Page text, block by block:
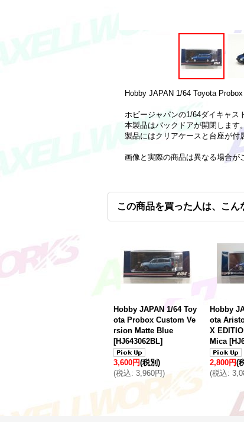
Hobby JAPAN 1/64 Toyota
ホビージャパンの1/64ダイキャス
本製品はバックドアが開閉します
製品にはクリアケースと台座が付
画像と実際の商品は異なる場合が
この商品を買った人は、こん
Hobby JAPAN 1/64 Toy
ota Probox Custom Ve
rsion Matte Blue
[HJ643062BL]
3,600円(税別)
(税込: 3,960円)
Hobby
ota
X
Mica [
2,800円(
(税込: